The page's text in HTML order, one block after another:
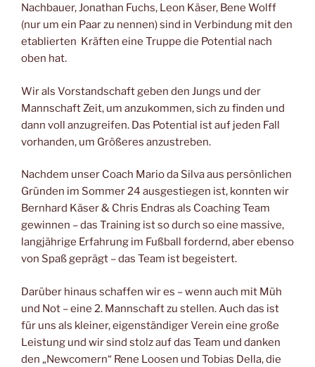
Nachbauer, Jonathan Fuchs, Leon Käser, Bene Wolff
(nur um ein Paar zu nennen) sind in Verbindung mit den
etablierten Kräften eine Truppe die Potential nach
oben hat.
Wir als Vorstandschaft geben den Jungs und der
Mannschaft Zeit, um anzukommen, sich zu finden und
dann voll anzugreifen. Das Potential ist auf jeden Fall
vorhanden, um Größeres anzustreben.
Nachdem unser Coach Mario da Silva aus persönlichen
Gründen im Sommer 24 ausgestiegen ist, konnten wir
Bernhard Käser & Chris Endras als Coaching Team
gewinnen – das Training ist so durch so eine massive,
langjährige Erfahrung im Fußball fordernd, aber ebenso
von Spaß geprägt – das Team ist begeistert.
Darüber hinaus schaffen wir es – wenn auch mit Müh
und Not – eine 2. Mannschaft zu stellen. Auch das ist
für uns als kleiner, eigenständiger Verein eine große
Leistung und wir sind stolz auf das Team und danken
den „Newcomern“ Rene Loosen und Tobias Della, die